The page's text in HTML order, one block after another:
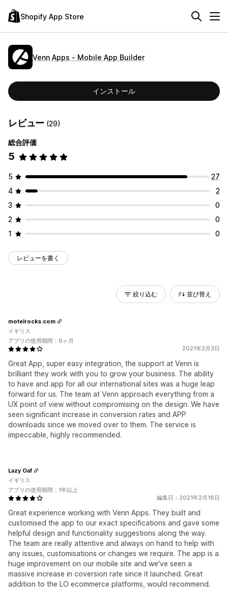
Shopify App Store
Venn Apps ‑ Mobile App Builder
インストール
レビュー (29)
総合評価
5
5
27
4
2
3
0
2
0
1
0
レビューを書く
絞り込む 並び替え
2021年2月3日
Great App, super easy integration, the support at Venn is
brilliant they work with you to grow your business. The ability
to have and app for all our international sites was a huge leap
forward for us. The team at Venn approach everything from a
UX point of view without compromising on the design. We have
seen significant increase in conversion rates and APP
downloads since we moved over to them. The service is
impeccable, highly recommended.
motelrocks.com
イギリス
アプリの使用期間：6ヶ月
編集日：2021年2月18日
Great experience working with Venn Apps. They built and
customised the app to our exact specifications and gave some
helpful design and functionality suggestions along the way.
The team are really attentive and always on hand to help with
any issues, customisations or changes we require. The app is a
huge improvement on our mobile site and we've seen a
massive increase in coversion rate since it launched. Great
addition to the LO ecommerce platforms, would recommend.
Lazy Oaf
イギリス
アプリの使用期間：1年以上